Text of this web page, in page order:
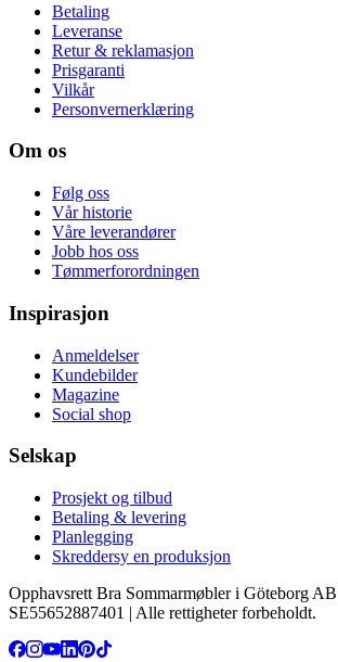
Betaling
Leveranse
Retur & reklamasjon
Prisgaranti
Vilkår
Personvernerklæring
Om os
Følg oss
Vår historie
Våre leverandører
Jobb hos oss
Tømmerforordningen
Inspirasjon
Anmeldelser
Kundebilder
Magazine
Social shop
Selskap
Prosjekt og tilbud
Betaling & levering
Planlegging
Skreddersy en produksjon
Opphavsrett Bra Sommarmøbler i Göteborg
SE55652887401 | Alle rettigheter forbeholdt.